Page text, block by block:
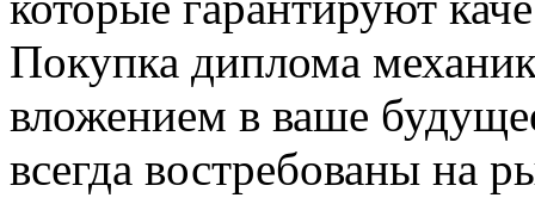
Покупка диплома
вложением в ваше
всегда востребованы на